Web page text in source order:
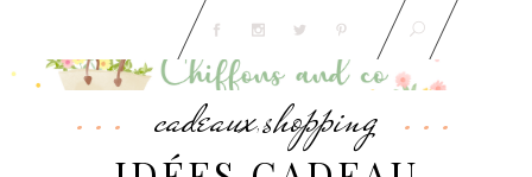
cadeaux,shopping